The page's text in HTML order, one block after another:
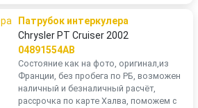
Патрубок интеркулера
Chrysler PT Cruiser 2002
04891554AB
Состояние как на фото, оригинал,из
Франции, без пробега по РБ, возможен
наличный и безналичный расчёт,
рассрочка по карте Халва, поможем с